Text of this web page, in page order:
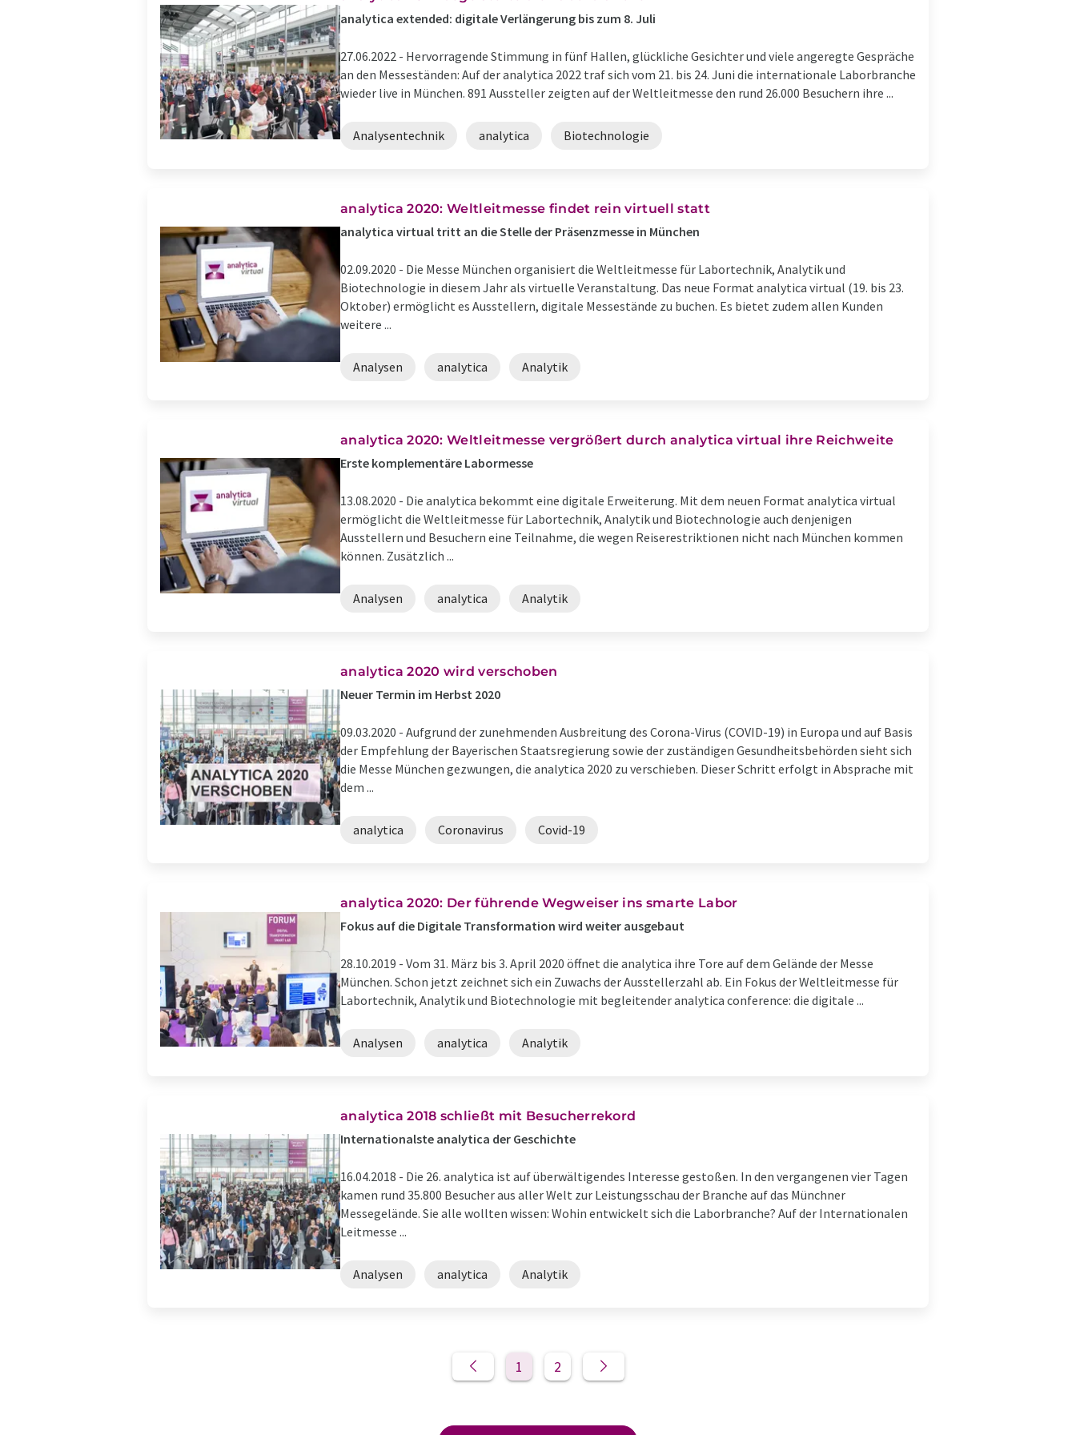
analytica extended: digitale Verlängerung bis zum 8. Juli
27.06.2022 - Hervorragende Stimmung in fünf Hallen, glückliche Gesichter und viele angeregte Gespräche
an den Messeständen: Auf der analytica 2022 traf sich vom 21. bis 24. Juni die internationale Laborbranche
wieder live in München. 891 Aussteller zeigten auf der Weltleitmesse den rund 26.000 Besuchern ihre ...
Analysentechnik analytica Biotechnologie
analytica 2020: Weltleitmesse findet rein virtuell statt
analytica virtual tritt an die Stelle der Präsenzmesse in München
02.09.2020 - Die Messe München organisiert die Weltleitmesse für Labortechnik, Analytik und
Biotechnologie in diesem Jahr als virtuelle Veranstaltung. Das neue Format analytica virtual (19. bis 23.
Oktober) ermöglicht es Ausstellern, digitale Messestände zu buchen. Es bietet zudem allen Kunden
weitere ...
Analysen analytica Analytik
analytica 2020: Weltleitmesse vergrößert durch analytica virtual ihre Reichweite
Erste komplementäre Labormesse
13.08.2020 - Die analytica bekommt eine digitale Erweiterung. Mit dem neuen Format analytica virtual
ermöglicht die Weltleitmesse für Labortechnik, Analytik und Biotechnologie auch denjenigen
Ausstellern und Besuchern eine Teilnahme, die wegen Reiserestriktionen nicht nach München kommen
können. Zusätzlich ...
Analysen analytica Analytik
analytica 2020 wird verschoben
Neuer Termin im Herbst 2020
09.03.2020 - Aufgrund der zunehmenden Ausbreitung des Corona-Virus (COVID-19) in Europa und auf Basis
der Empfehlung der Bayerischen Staatsregierung sowie der zuständigen Gesundheitsbehörden sieht sich
die Messe München gezwungen, die analytica 2020 zu verschieben. Dieser Schritt erfolgt in Absprache mit
dem ...
analytica Coronavirus Covid-19
analytica 2020: Der führende Wegweiser ins smarte Labor
Fokus auf die Digitale Transformation wird weiter ausgebaut
28.10.2019 - Vom 31. März bis 3. April 2020 öffnet die analytica ihre Tore auf dem Gelände der Messe
München. Schon jetzt zeichnet sich ein Zuwachs der Ausstellerzahl ab. Ein Fokus der Weltleitmesse für
Labortechnik, Analytik und Biotechnologie mit begleitender analytica conference: die digitale ...
Analysen analytica Analytik
analytica 2018 schließt mit Besucherrekord
Internationalste analytica der Geschichte
16.04.2018 - Die 26. analytica ist auf überwältigendes Interesse gestoßen. In den vergangenen vier Tagen
kamen rund 35.800 Besucher aus aller Welt zur Leistungsschau der Branche auf das Münchner
Messegelände. Sie alle wollten wissen: Wohin entwickelt sich die Laborbranche? Auf der Internationalen
Leitmesse ...
Analysen analytica Analytik
1 2